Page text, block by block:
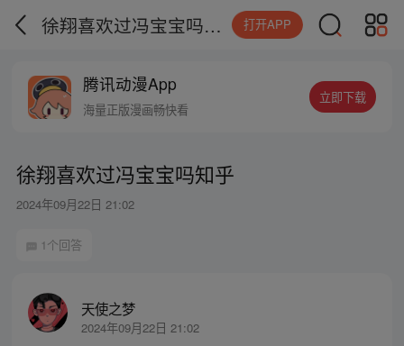
徐翔喜欢过冯宝宝吗知乎 打开APP
腾讯动漫App
海量正版漫画畅快看
立即下载
徐翔喜欢过冯宝宝吗知乎
2024年09月22日 21:02
1个回答
天使之梦
2024年09月22日 21:02